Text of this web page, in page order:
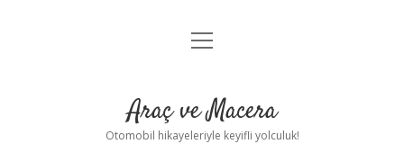
Anasayfa
Yasal Uyarı
menüyü
Araç ve Macera
Otomobil hikayeleriyle keyifli yolculuk!